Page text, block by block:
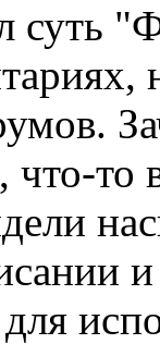
суть
то